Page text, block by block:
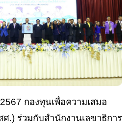
กองทุนเพื่อความเสมอ
.) ร่วมกับสำนักงานเลขาธิการ